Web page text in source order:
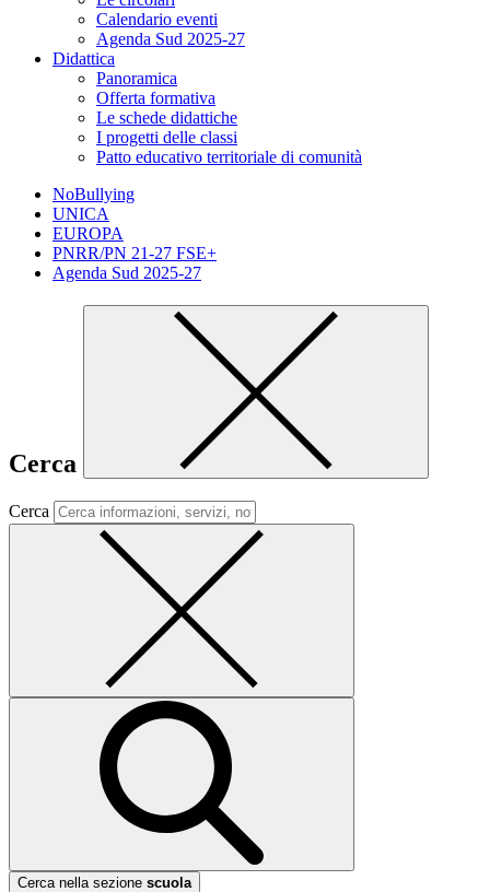
Calendario eventi
Agenda Sud 2025-27
Didattica
Panoramica
Offerta formativa
Le schede didattiche
I progetti delle classi
Patto educativo territoriale di comunità
NoBullying
UNICA
EUROPA
PNRR/PN 21-27 FSE+
Agenda Sud 2025-27
Cerca
Cerca
Cerca nella sezione scuola